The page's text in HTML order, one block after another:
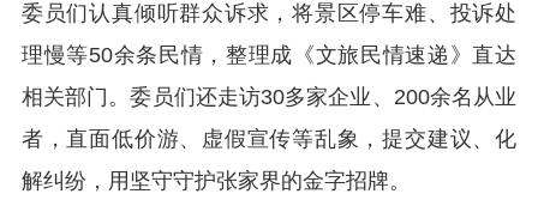
委员们认真倾听群众诉求，将景区停车难、投诉处
理慢等50余条民情，整理成《文旅民情速递》直达
相关部门。委员们还走访30多家企业、200余名从业
者，直面低价游、虚假宣传等乱象，提交建议、化
解纠纷，用坚守守护张家界的金字招牌。